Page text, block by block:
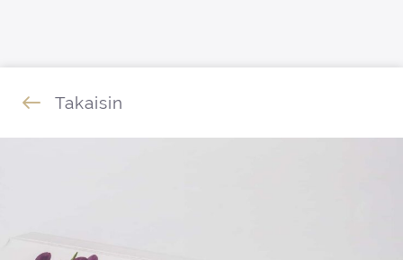
Takaisin